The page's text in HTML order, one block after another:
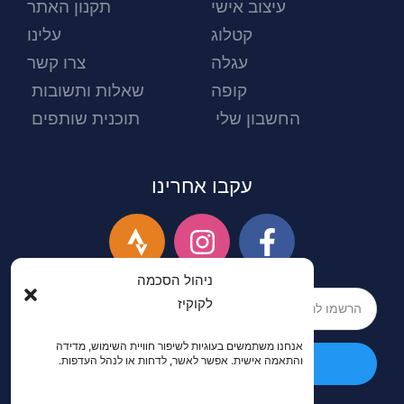
ניהול הסכמה
לקוקיז
אנחנו משתמשים בעוגיות לשיפור חוויית השימוש, מדידה
והתאמה אישית. אפשר לאשר, לדחות או לנהל העדפות.
עיצוב אישי
קטלוג
עגלה
קופה
החשבון שלי
תקנון האתר
עלינו
צרו קשר
שאלות ותשובות
תוכנית שותפים
עקבו אחרינו
הרשמה